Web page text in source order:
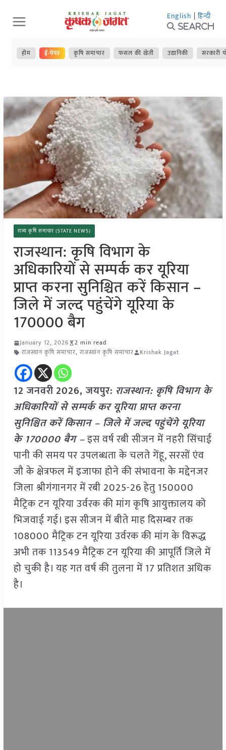
Skip
to
content
English | हिन्दी
Search
होम ई-पेपर कृषि समाचार फसल की खेती उद्यानिकी सरकारी
राज्य कृषि समाचार (STATE NEWS)
राजस्थान: कृषि विभाग के
अधिकारियों से सम्पर्क कर यूरिया
प्राप्त करना सुनिश्चित करें किसान –
जिले में जल्द पहुंचेंगे यूरिया के
170000 बैग
January 12, 2026
2 min read
राजस्थान कृषि समाचार, राजस्थान कृषि समाचार Krishak Jagat
12 जनवरी2026, जयपुर: राजस्थान: कृषि विभाग के
अधिकारियों से सम्पर्क कर यूरिया प्राप्त करना
सुनिश्चित करें किसान – जिले में जल्द पहुंचेंगे यूरिया
के 170000 बैग –इस वर्ष रबी सीजन में नहरी सिंचाई
पानी की समय पर उपलब्धता के चलते गेंहू, सरसों एंव
जौ के क्षेत्रफल में इजाफा होने की संभावना के मद्देनजर
जिला श्रीगंगानगर में रबी 2025-26 हेतु 150000
मैट्रिक टन यूरिया उर्वरक की मांग कृषि आयुक्तालय को
भिजवाई गई। इस सीजन में बीते माह दिसम्बर तक
108000 मैट्रिक टन यूरिया उर्वरक की मांग के विरूद्ध
अभी तक 113549 मैट्रिक टन यूरिया की आपूर्ति जिले में
हो चुकी है। यह गत वर्ष की तुलना में 17 प्रतिशत अधिक
है।